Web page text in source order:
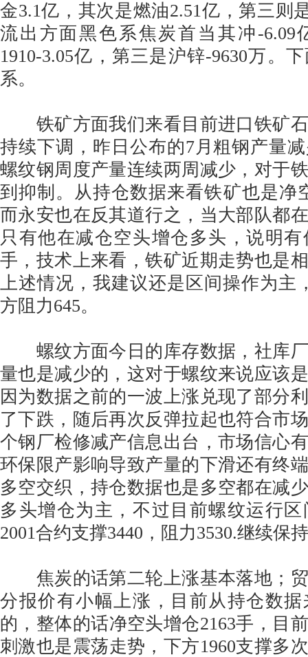
金3.1亿，其次是燃油2.51亿，第三则
流出方面黑色系焦炭首当其冲-6.09
1910-3.05亿，第三是沪锌-9630万。
系。
铁矿方面我们来看目前进口铁矿石
持续下调，昨日公布的7月粗钢产量
螺纹钢周度产量连续两周减少，对于
到抑制。从持仓数据来看铁矿也是净
而永安也在反其道行之，当大部队都
只有他在减仓空头增仓多头，说明
手，技术上来看，铁矿近期走势也是
上述情况，我建议还是区间操作为主
方阻力645。
螺纹方面今日的库存数据，社库厂
量也是减少的，这对于螺纹来说应该
因为数据之前的一波上涨兑现了部分
了下跌，随后再次反弹拉起也符合市
个钢厂检修减产信息出台，市场信心
环保限产影响导致产量的下滑还有终
多空交织，持仓数据也是多空都在减
多头增仓为主，不过目前螺纹运行
2001合约支撑3440，阻力3530.继续保
焦炭的话第二轮上涨基本落地；贸
分报价有小幅上涨，目前从持仓数
的，整体的话净空头增仓2163手，目
刺激也是震荡走势，下方1960支撑多